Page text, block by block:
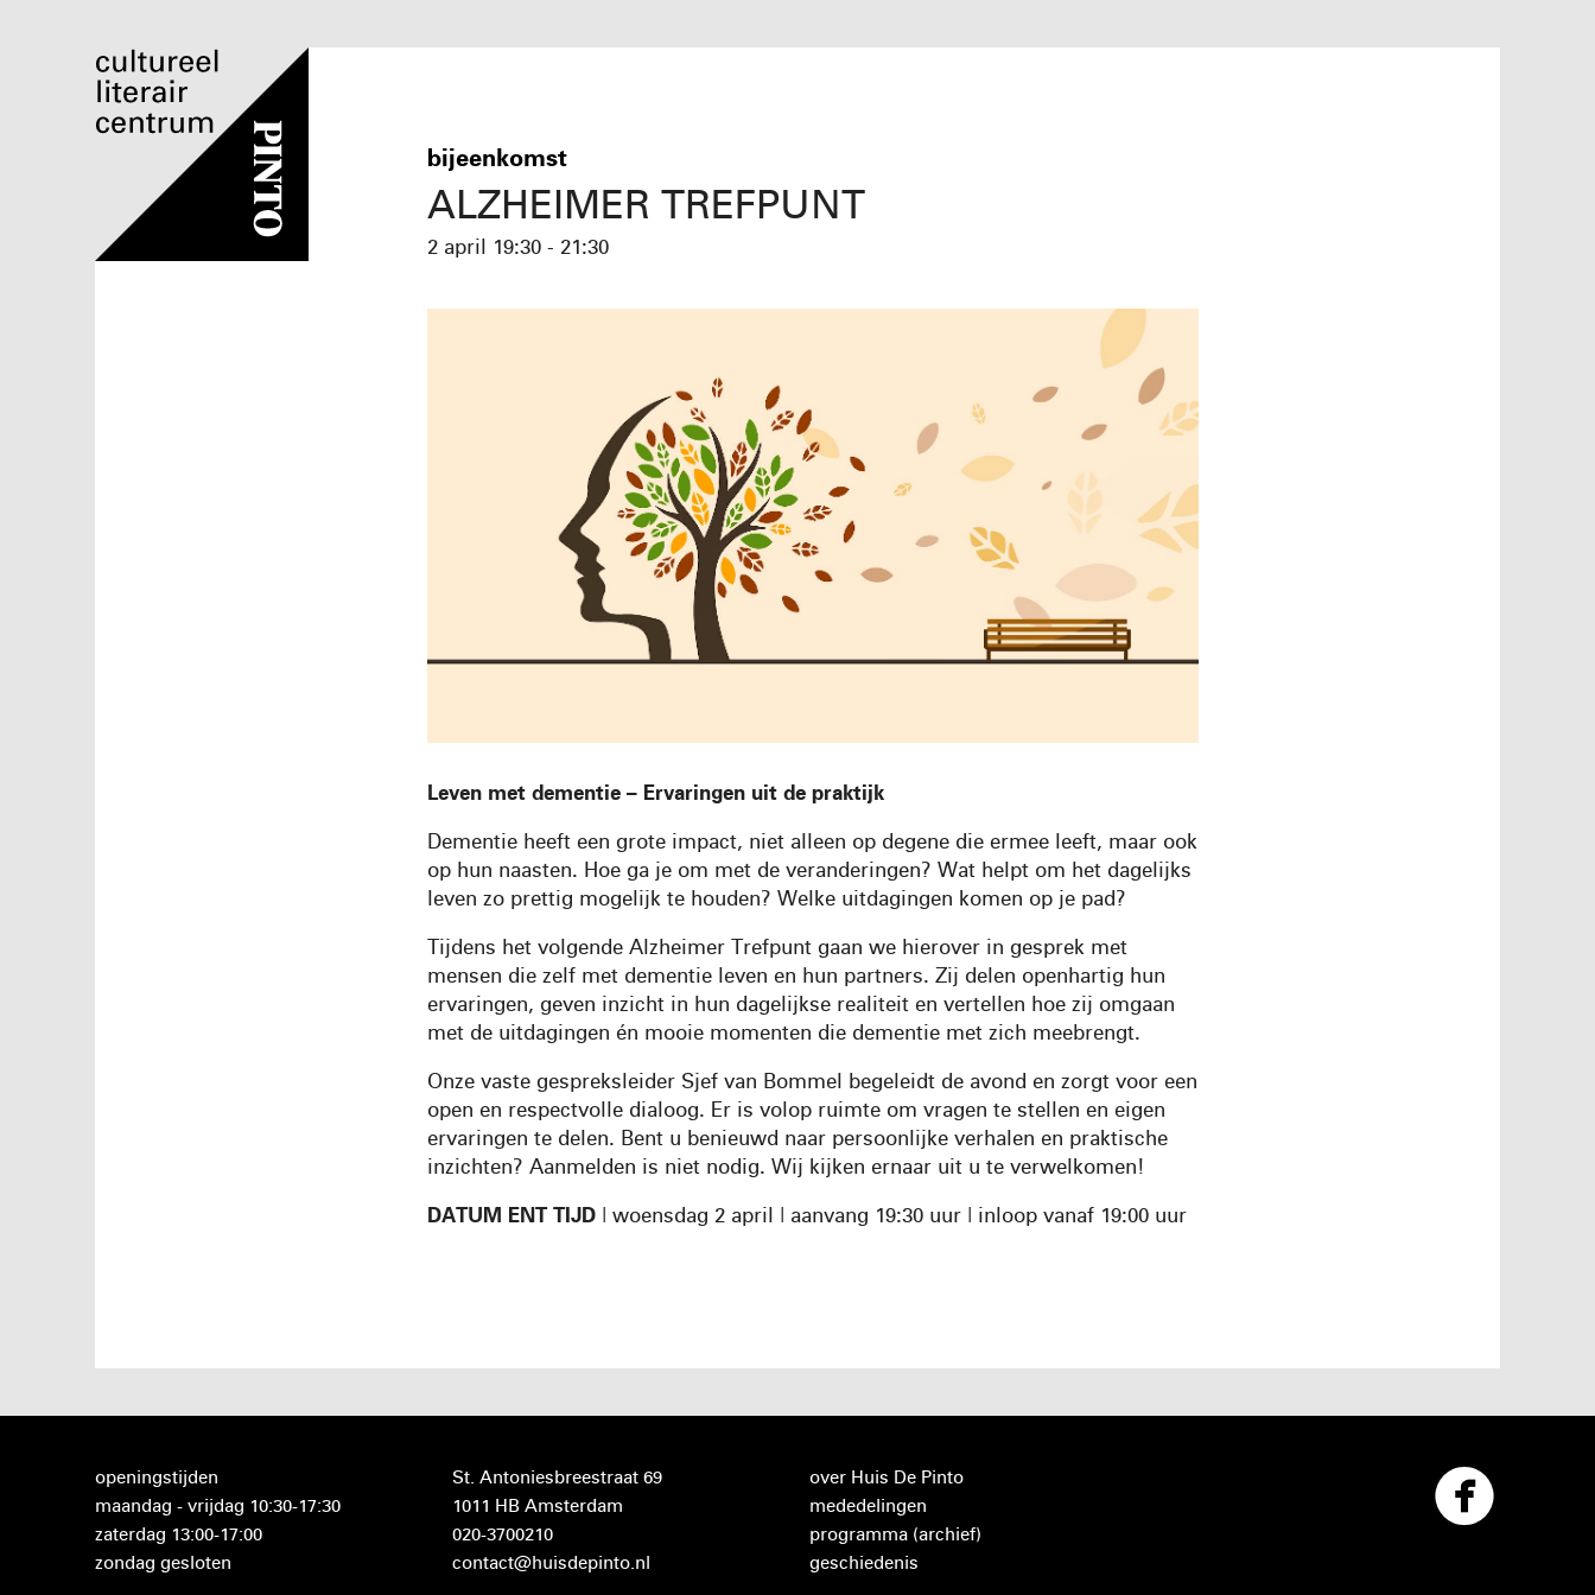
bijeenkomst
ALZHEIMER TREFPUNT
2 april 19:30 - 21:30
Leven met dementie – Ervaringen uit de praktijk
Dementie heeft een grote impact, niet alleen op degene die ermee leeft, maar ook
op hun naasten. Hoe ga je om met de veranderingen? Wat helpt om het dagelijks
leven zo prettig mogelijk te houden? Welke uitdagingen komen op je pad?
Tijdens het volgende Alzheimer Trefpunt gaan we hierover in gesprek met
mensen die zelf met dementie leven en hun partners. Zij delen openhartig hun
ervaringen, geven inzicht in hun dagelijkse realiteit en vertellen hoe zij omgaan
met de uitdagingen én mooie momenten die dementie met zich meebrengt.
Onze vaste gespreksleider Sjef van Bommel begeleidt de avond en zorgt voor een
open en respectvolle dialoog. Er is volop ruimte om vragen te stellen en eigen
ervaringen te delen. Bent u benieuwd naar persoonlijke verhalen en praktische
inzichten? Aanmelden is niet nodig. Wij kijken ernaar uit u te verwelkomen!
DATUM ENT TIJD | woensdag 2 april | aanvang 19:30 uur | inloop vanaf 19:00 uur
openingstijden
maandag - vrijdag 10:30-17:30
zaterdag 13:00-17:00
zondag gesloten
St. Antoniesbreestraat 69
1011 HB Amsterdam
020-3700210
contact@huisdepinto.nl
over Huis De Pinto
mededelingen
programma (archief)
geschiedenis